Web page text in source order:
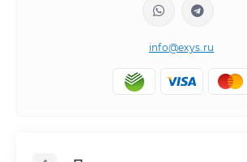
info@exys.ru